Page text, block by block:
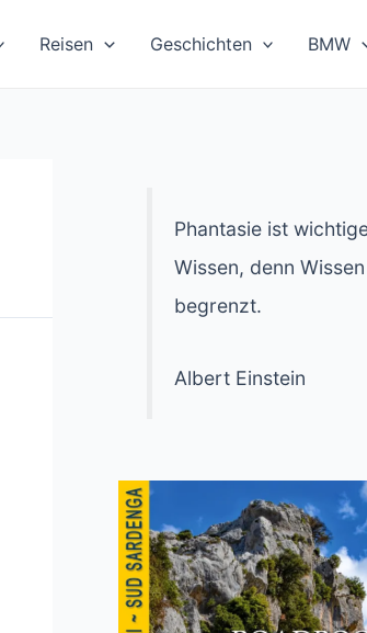
Reisen Geschichten BMW
Phantasie ist
Wissen, denn
begrenzt.
Albert Einstein